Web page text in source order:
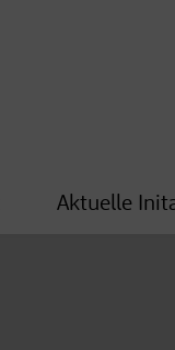
Aktuelle